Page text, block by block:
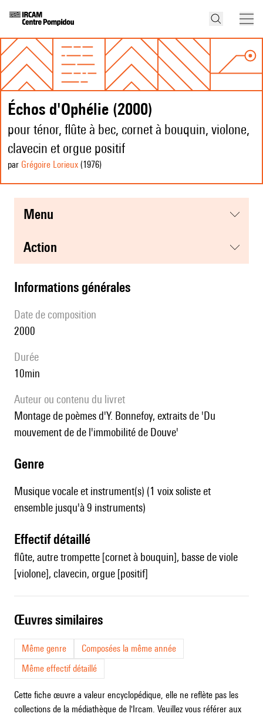
Échos d'Ophélie (2000)
pour ténor, flûte à bec, cornet à bouquin, violone,
clavecin et orgue positif
par Grégoire Lorieux (1976)
menu
action
informations générales
date de composition
2000
durée
10min
Auteur ou contenu du livret
montage de poèmes d'Y. Bonnefoy, extraits de 'Du
mouvement de de l'immobilité de Douve'
genre
Musique vocale et instrument(s) (1 voix soliste et
ensemble jusqu'à 9 instruments)
effectif détaillé
flûte, autre trompette [cornet à bouquin], basse de viole
[violone], clavecin, orgue [positif]
œuvres similaires
Même genre
Composées la même année
Même effectif détaillé
Cette fiche œuvre a valeur encyclopédique, elle ne reflète pas les
collections de la médiathèque de l'Ircam. Veuillez vous référer aux